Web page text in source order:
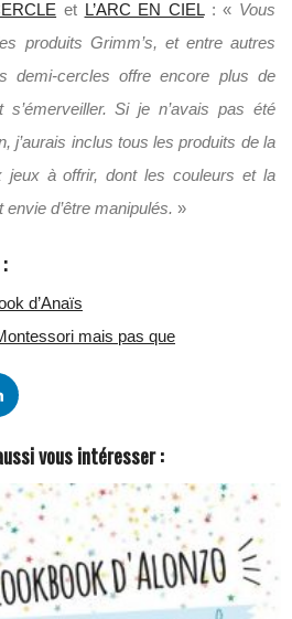
et L’ARC EN CIEL: « Vous
produits Grimm’s, et entre autres
demi-cercles offre encore plus de
Si je n’avais pas été
j’aurais inclus tous les produits de la
jeux à offrir, dont les couleurs et la
d’être manipulés. »
d’Anaïs
mais pas que
vous intéresser :